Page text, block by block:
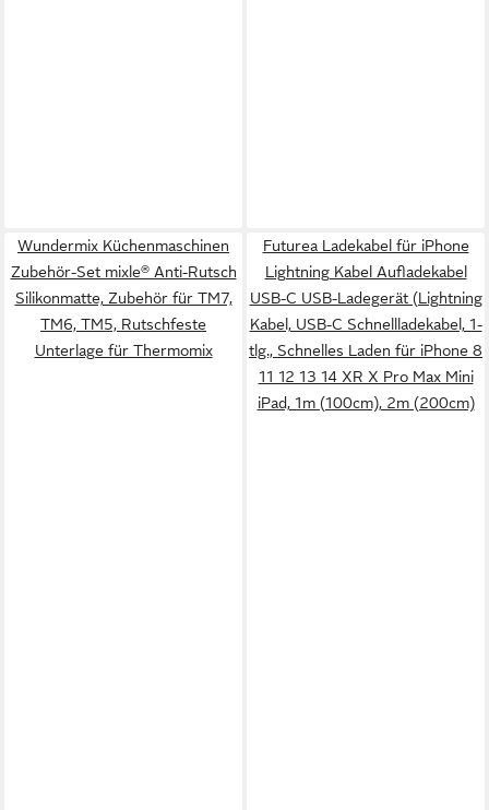
Wundermix Küchenmaschinen
Zubehör-Set mixle® Anti-Rutsch
Silikonmatte, Zubehör für TM7,
TM6, TM5, Rutschfeste
Unterlage für Thermomix
Futurea Ladekabel für iPhone
Lightning Kabel Aufladekabel
USB-C USB-Ladegerät (Lightning
Kabel, USB-C Schnellladekabel, 1-
tlg., Schnelles Laden für iPhone 8
11 12 13 14 XR X Pro Max Mini
iPad, 1m (100cm), 2m (200cm)